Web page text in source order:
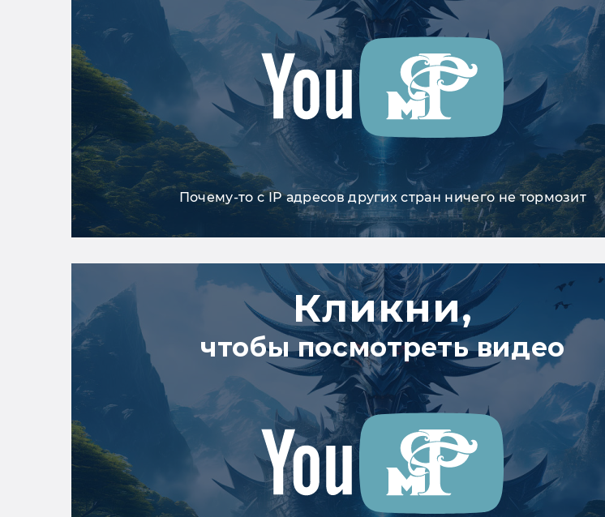
Почему-то с IP адресов других стран ничего не тормозит
Кликни,
чтобы посмотреть видео